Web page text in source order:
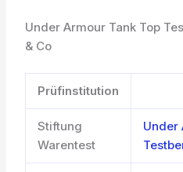
Under Armour Tank Top
& Co
Prüfinstitution
Stiftung
Warentest
Under